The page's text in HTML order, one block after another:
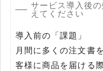
サービス導入後
えてください
導入前の「課題」
月間に多くの注文書
客様に商品を届ける